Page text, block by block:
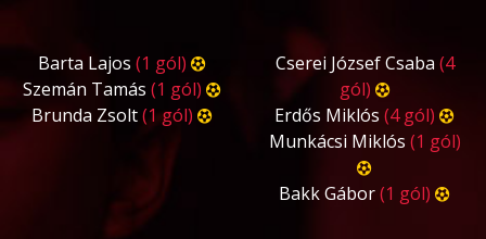
Barta Lajos (1 gól)
Szemán Tamás (1 gól)
Brunda Zsolt(1 gól)
Cserei József Csaba (4
gól)
Erdős Miklós (4 gól)
Munkácsi Miklós (1 gól)
Bakk Gábor(1 gól)